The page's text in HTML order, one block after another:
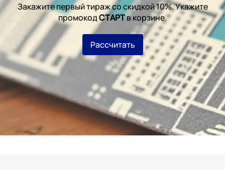
Закажите первый тираж со скидкой 10%. Укажите
промокодСТАРТв корзине.
Рассчитать